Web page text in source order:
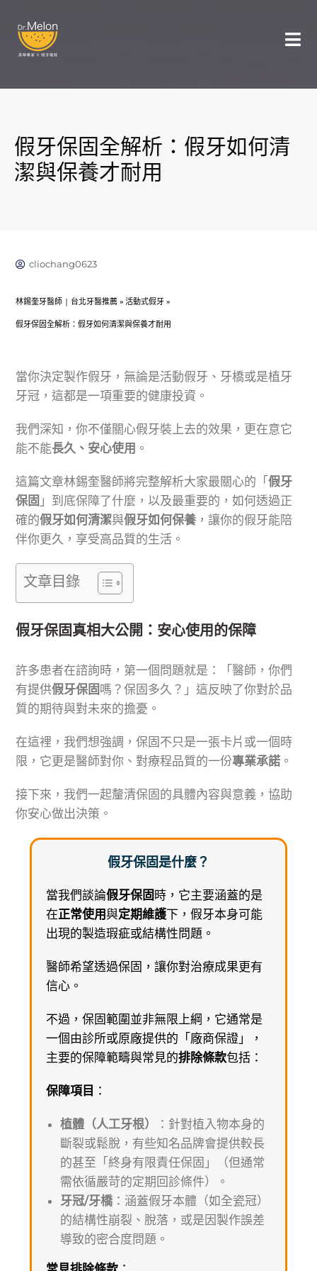
假牙保固全解析：假牙如何清
潔與保養才耐用
cliochang0623
林錫奎牙醫師 | 台北牙醫推薦 » 活動式假牙 »
假牙保固全解析：假牙如何清潔與保養才耐用
當你決定製作假牙，無論是活動假牙、牙橋或是植牙
牙冠，這都是一項重要的健康投資。
我們深知，你不僅關心假牙裝上去的效果，更在意它
能不能長久、安心使用 。
這篇文章林錫奎醫師將完整解析大家最關心的「假牙
保固 」到底保障了什麼，以及最重要的，如何透過正
確的假牙如何清潔與假牙如何保養 ，讓你的假牙能陪
伴你更久，享受高品質的生活。
文章目錄
假牙保固真相大公開：安心使用的保障
許多患者在諮詢時，第一個問題就是：「醫師，你們
有提供假牙保固嗎？保固多久？」這反映了你對於品
質的期待與對未來的擔憂。
在這裡，我們想強調，保固不只是一張卡片或一個時
限，它更是醫師對你、對療程品質的一份專業承諾 。
接下來，我們一起釐清保固的具體內容與意義，協助
你安心做出決策。
假牙保固是什麼？
當我們談論假牙保固 時，它主要涵蓋的是
在正常使用與定期維護下，假牙本身可能
出現的製造瑕疵或結構性問題。
醫師希望透過保固，讓你對治療成果更有
信心。
不過，保固範圍並非無限上綱，它通常是
一個由診所或原廠提供的「廠商保證」，
主要的保障範疇與常見的排除條款包括：
保障項目 ：
植體（人工牙根）
：針對植入物本身的
斷裂或鬆脫，有些知名品牌會提供較長
的甚至「終身有限責任保固」（但通常
需依循嚴苛的定期回診條件）。
牙冠/牙橋 ：涵蓋假牙本體（如全瓷冠）
的結構性崩裂、脫落，或是因製作誤差
導致的密合度問題。